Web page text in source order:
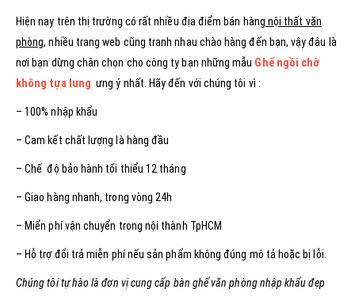
Hiện nay trên thị trường có rất nhiều địa điểm bán hàng nội thất văn
phòng, nhiều trang web cũng tranh nhau chào hàng đến bạn, vậy đâu là
nơi bạn dừng chân chọn cho công ty bạn những mẫu Ghế ngồi chờ
không tựa lưng ưng ý nhất. Hãy đến với chúng tôi vì :
– 100% nhập khẩu
– Cam kết chất lượng là hàng đầu
– Chế độ bảo hành tối thiểu 12 tháng
– Giao hàng nhanh, trong vòng 24h
– Miển phí vận chuyển trong nội thành TpHCM
– Hỗ trợ đổi trả miễn phí nếu sản phẩm không đúng mô tả hoặc bị lỗi.
Chúng tôi tự hào là đơn vị cung cấp bàn ghế văn phòng nhập khẩu đẹp